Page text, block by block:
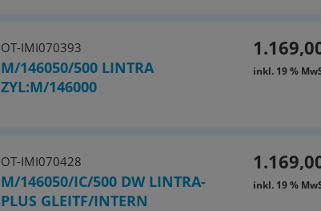
OT-IMI070393
M/146050/500 LINTRA
ZYL:M/146000
inkl. 19 %
OT-IMI070428
M/146050/IC/500 DW LINTRA-
PLUS GLEITF/INTERN
inkl. 19 %